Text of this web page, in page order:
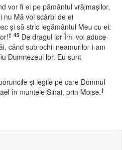
vor fi ei pe pământul vrăjmaşilor,
nu Mă voi scârbi de ei
şi să stric legământul Meu cu ei:
† 45 De dragul lor Îmi voi aduce-
când sub ochii neamurilor i-am
Dumnezeul lor. Eu sunt
şi legile pe care Domnul
în muntele Sinai, prin Moise.†